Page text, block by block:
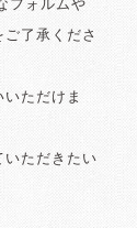
フォルムや
了承くださ
ただけま
いただきたい